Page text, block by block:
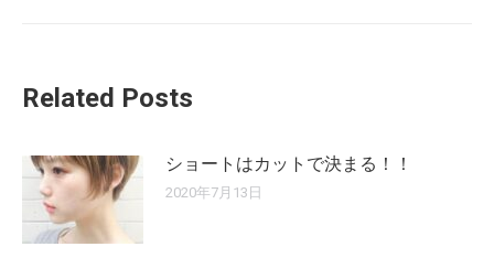
Related Posts
ショートはカットで決まる！！
2020年7月13日